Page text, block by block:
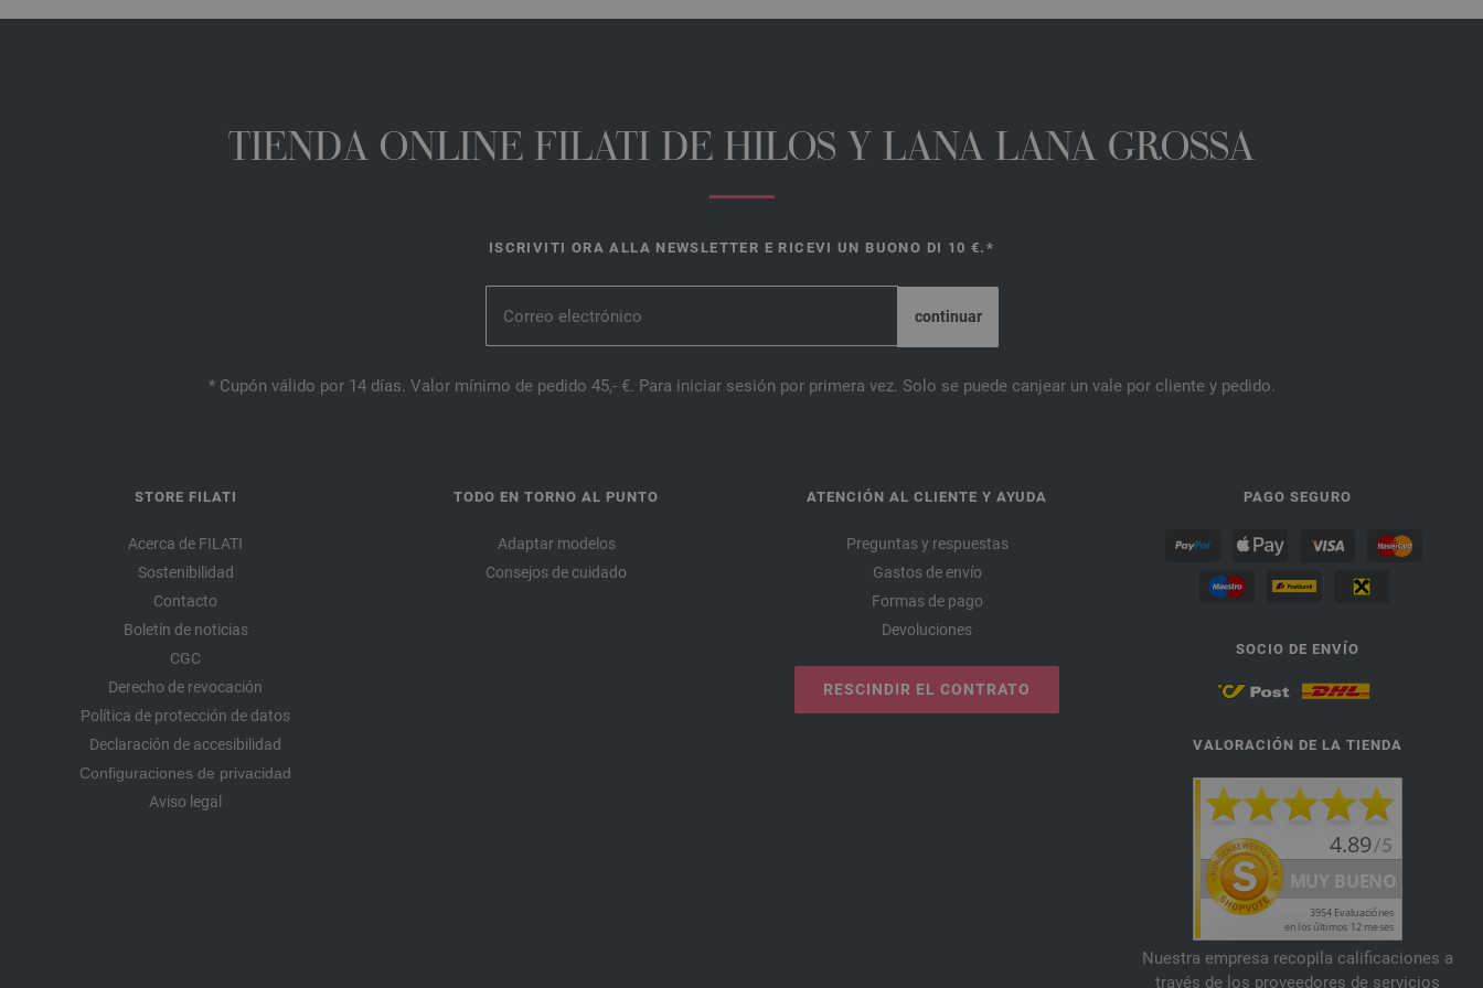
TIENDA ONLINE FILATI DE HILOS Y LANA LANA GROSSA
ISCRIVITI ORA ALLA NEWSLETTER E RICEVI UN BUONO DI 10 €.*
* Cupón válido por 14 días. Valor mínimo de pedido 45,- €. Para iniciar sesión por primera vez. Solo se puede canjear un vale por cliente y pedido.
STORE FILATI
Acerca de FILATI
Sostenibilidad
Contacto
Boletín de noticias
CGC
Derecho de revocación
Política de protección de datos
Declaración de accesibilidad
Configuraciones de privacidad
Aviso legal
TODO EN TORNO AL PUNTO
Adaptar modelos
Consejos de cuidado
ATENCIÓN AL CLIENTE Y AYUDA
Preguntas y respuestas
Gastos de envío
Formas de pago
Devoluciones
RESCINDIR EL CONTRATO
PAGO SEGURO
SOCIO DE ENVÍO
VALORACIÓN DE LA TIENDA
Nuestra empresa recopila calificaciones a
través de los proveedores de servicios